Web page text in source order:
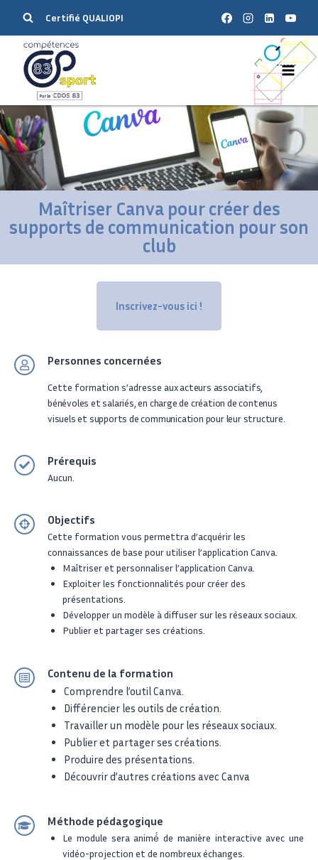
Certifié QUALIOPI
Maîtriser Canva pour créer des
supports de communication pour son
club
Inscrivez-vous ici !
Personnes concernées
Cette formation s’adresse aux acteurs associatifs,
bénévoles et salariés,en charge de création de contenus
visuels et supports de communication pour leur structure.
Prérequis
Aucun.
Objectifs
Cette formation vous permettra d’acquérir les
connaissances de base pour utiliser l’application Canva.
Maîtriser et personnaliser l’application Canva.
Exploiter les fonctionnalités pour créer des
présentations.
Développer un modèle à diffuser sur les réseaux sociaux.
Publier et partager ses créations.
Contenu de la formation
Comprendre l’outil Canva.
Différencier les outils de création.
Travailler un modèle pour les réseaux sociaux.
Publier et partager ses créations.
Produire des présentations.
Découvrir d’autres créations avec Canva
Méthode pédagogique
Le module sera animé́ de manière interactive avec une
vidéo-projection et de nombreux échanges.